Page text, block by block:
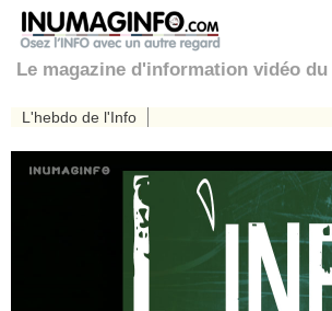
Le magazine d'information vidéo du
L'hebdo de l'Info